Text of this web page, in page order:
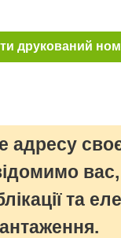
друкований
адресу
та